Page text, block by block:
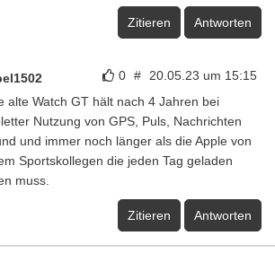
Zitieren Antworten
0 # 20.05.23 um 15:15
alte Watch GT hält nach 4 Jahren bei
Nutzung von GPS, Puls, Nachrichten
und immer noch länger als die Apple von
Sportskollegen die jeden Tag geladen
muss.
Zitieren Antworten